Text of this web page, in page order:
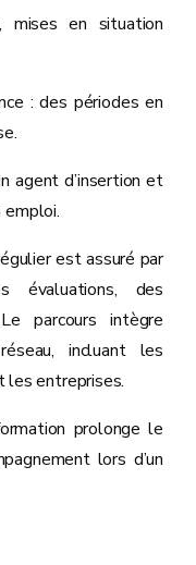
mises en situation
: des périodes en
agent d’insertion et
est assuré par
évaluations, des
parcours intègre
incluant les
les entreprises.
prolonge le
lors d’un